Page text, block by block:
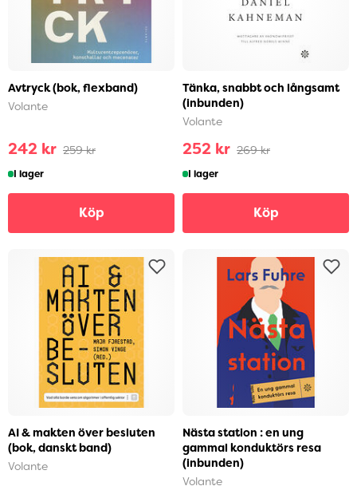
Avtryck (bok, flexband)
Volante
242 kr 259 kr
I lager
Köp
Tänka, snabbt och långsamt
(inbunden)
Volante
252 kr 269 kr
I lager
Köp
AI & makten över besluten
(bok, danskt band)
Volante
Nästa station : en ung
gammal konduktörs resa
(inbunden)
Volante